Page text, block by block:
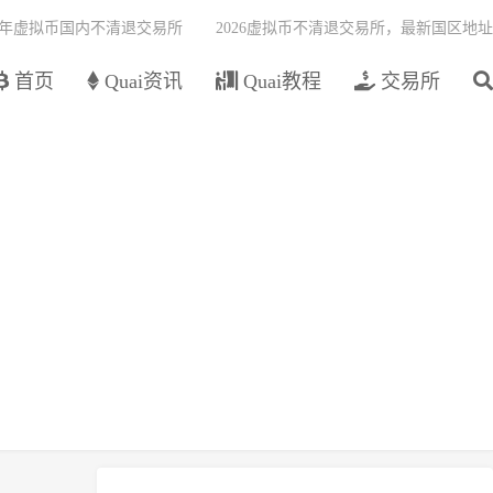
首页 Quai资讯 Quai教程 交易所
虚拟币国内不清退交易所 2026虚拟币不清退交易所，最新国区地址